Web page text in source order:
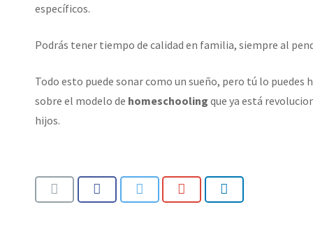
específicos.
Podrás tener tiempo de calidad en familia, siempre al
Todo esto puede sonar como un sueño, pero tú lo
sobre el modelo de homeschooling que ya está
hijos.